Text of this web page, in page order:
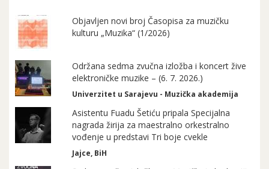
Objavljen novi broj Časopisa za muzičku
kulturu „Muzika“ (1/2026)
Održana sedma zvučna izložba i koncert žive
elektroničke muzike – (6. 7. 2026.)
Univerzitet u Sarajevu - Muzička akademija
Asistentu Fuadu Šetiću pripala Specijalna
nagrada žirija za maestralno orkestralno
vođenje u predstavi Tri boje cvekle
Jajce, BiH